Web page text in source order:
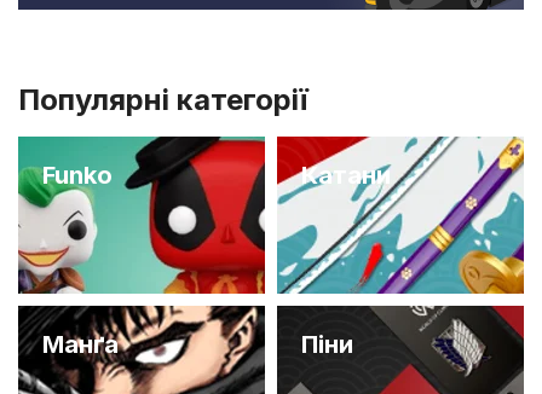
Популярні категорії
Funko Катани
Манґа Піни